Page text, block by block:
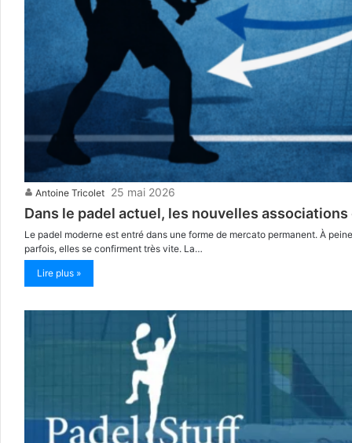
Antoine Tricolet 25 mai 2026
Dans le padel actuel, les nouvelles
Le padel moderne est entré dans une forme de mercato permanent. À
parfois, elles se confirment très vite. La…
Lire plus »